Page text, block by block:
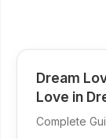
Dream
Love in
Complete